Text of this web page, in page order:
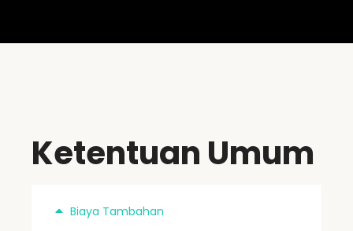
Ketentuan Umum
Biaya Tambahan